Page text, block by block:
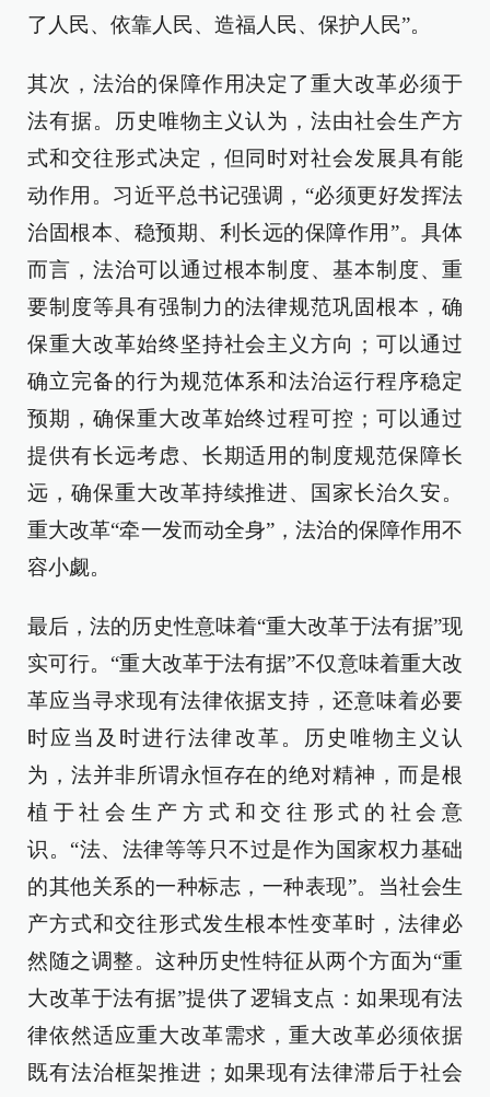
了人民、依靠人民、造福人民、保护人民”。
其次，法治的保障作用决定了重大改革必须于
法有据。历史唯物主义认为，法由社会生产方
式和交往形式决定，但同时对社会发展具有能
动作用。习近平总书记强调，“必须更好发挥法
治固根本、稳预期、利长远的保障作用”。具体
而言，法治可以通过根本制度、基本制度、重
要制度等具有强制力的法律规范巩固根本，确
保重大改革始终坚持社会主义方向；可以通过
确立完备的行为规范体系和法治运行程序稳定
预期，确保重大改革始终过程可控；可以通过
提供有长远考虑、长期适用的制度规范保障长
远，确保重大改革持续推进、国家长治久安。
重大改革“牵一发而动全身”，法治的保障作用不
容小觑。
最后，法的历史性意味着“重大改革于法有据”现
实可行。“重大改革于法有据”不仅意味着重大改
革应当寻求现有法律依据支持，还意味着必要
时应当及时进行法律改革。历史唯物主义认
为，法并非所谓永恒存在的绝对精神，而是根
植于社会生产方式和交往形式的社会意
识。“法、法律等等只不过是作为国家权力基础
的其他关系的一种标志，一种表现”。当社会生
产方式和交往形式发生根本性变革时，法律必
然随之调整。这种历史性特征从两个方面为“重
大改革于法有据”提供了逻辑支点：如果现有法
律依然适应重大改革需求，重大改革必须依据
既有法治框架推进；如果现有法律滞后于社会